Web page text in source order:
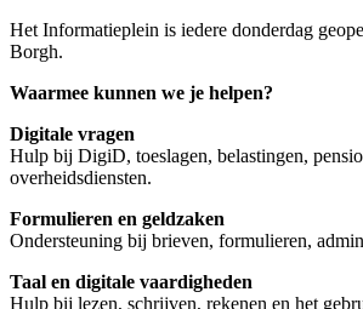
Het Informatieplein is iedere donderdag
Borgh.
Waarmee kunnen we je helpen?
Digitale vragen
Hulp bij DigiD, toeslagen, belastingen,
overheidsdiensten.
Formulieren en geldzaken
Ondersteuning bij brieven, formulieren,
Taal en digitale vaardigheden
Hulp bij lezen, schrijven, rekenen en het